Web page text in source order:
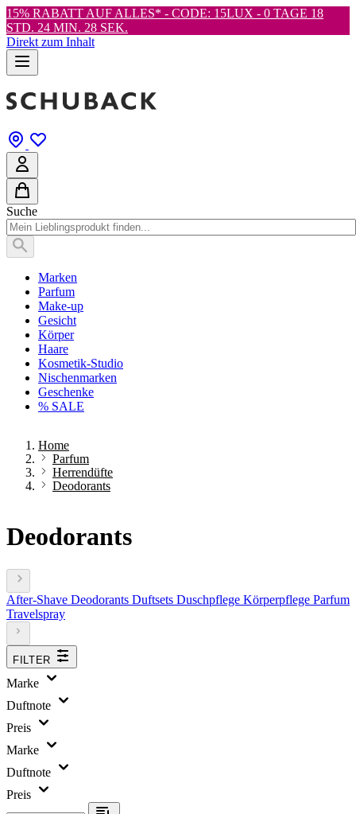
15% RABATT AUF ALLES* - CODE: 15LUX - 0 TAGE 18
STD. 24 MIN. 27 SEK.
Direkt zum Inhalt
Suche
Marken
Parfum
Make-up
Gesicht
Körper
Haare
Kosmetik-Studio
Nischenmarken
Geschenke
% SALE
Home
Parfum
Herrendüfte
Deodorants
Deodorants
After-Shave Deodorants Duftsets Duschpflege Körperpflege Parfum
Travelspray
FILTER
Marke
Duftnote
Preis
Marke
Duftnote
Preis